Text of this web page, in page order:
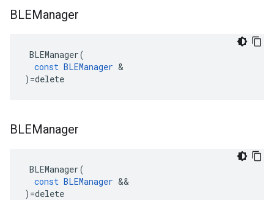
BLEManager
BLEManager(
const BLEManager &
) =delete
BLEManager
BLEManager(
const BLEManager &&
) =delete